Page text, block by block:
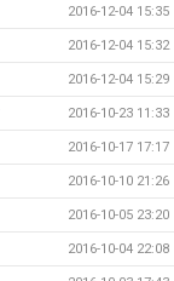
2016-12-04 15:35
2016-12-04 15:32
2016-12-04 15:29
2016-10-23 11:33
2016-10-17 17:17
2016-10-10 21:26
2016-10-05 23:20
2016-10-04 22:08